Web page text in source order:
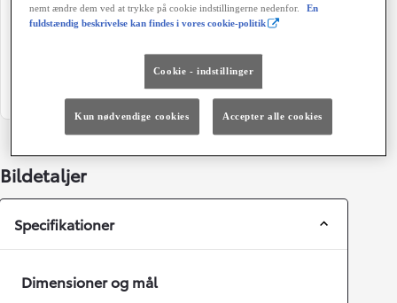
Døre
Farve
Bildetaljer
Specifikationer
Dimensioner og mål
nemt ændre dem ved at trykke på cookie indstillingerne nedenfor.
En
fuldstændig beskrivelse kan findes i vores cookie-politik
Cookie - indstillinger
Kun nødvendige cookies Accepter alle cookies